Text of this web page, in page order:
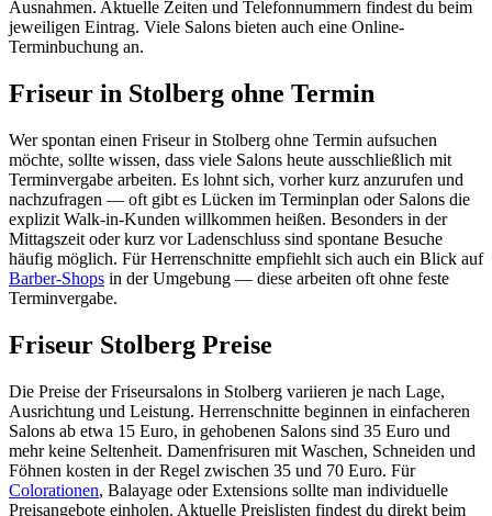
Ausnahmen. Aktuelle Zeiten und Telefonnummern findest du beim
jeweiligen Eintrag. Viele Salons bieten auch eine Online-
Terminbuchung an.
Friseur in Stolberg ohne Termin
Wer spontan einen Friseur in Stolberg ohne Termin aufsuchen
möchte, sollte wissen, dass viele Salons heute ausschließlich mit
Terminvergabe arbeiten. Es lohnt sich, vorher kurz anzurufen und
nachzufragen — oft gibt es Lücken im Terminplan oder Salons die
explizit Walk-in-Kunden willkommen heißen. Besonders in der
Mittagszeit oder kurz vor Ladenschluss sind spontane Besuche
häufig möglich. Für Herrenschnitte empfiehlt sich auch ein Blick auf
Barber-Shops in der Umgebung — diese arbeiten oft ohne feste
Terminvergabe.
Friseur Stolberg Preise
Die Preise der Friseursalons in Stolberg variieren je nach Lage,
Ausrichtung und Leistung. Herrenschnitte beginnen in einfacheren
Salons ab etwa 15 Euro, in gehobenen Salons sind 35 Euro und
mehr keine Seltenheit. Damenfrisuren mit Waschen, Schneiden und
Föhnen kosten in der Regel zwischen 35 und 70 Euro. Für
Colorationen, Balayage oder Extensions sollte man individuelle
Preisangebote einholen. Aktuelle Preislisten findest du direkt beim